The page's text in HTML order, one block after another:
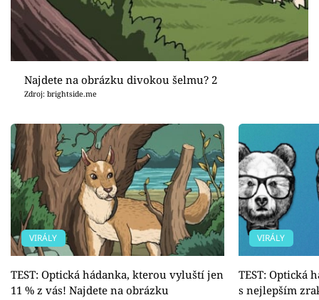
Najdete na obrázku divokou šelmu? 2
Zdroj: brightside.me
VIRÁLY
TEST: Optická hádanka, kterou vyluští jen
11 % z vás! Najdete na obrázku
VIRÁLY
TEST: Optická
s nejlepším